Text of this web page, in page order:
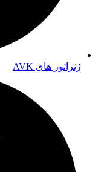
ژنراتور های AVK